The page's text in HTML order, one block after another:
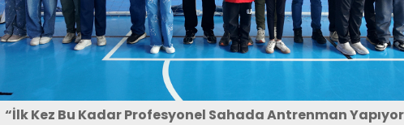
“İlk Kez Bu Kadar Profesyonel Sahada Antrenman